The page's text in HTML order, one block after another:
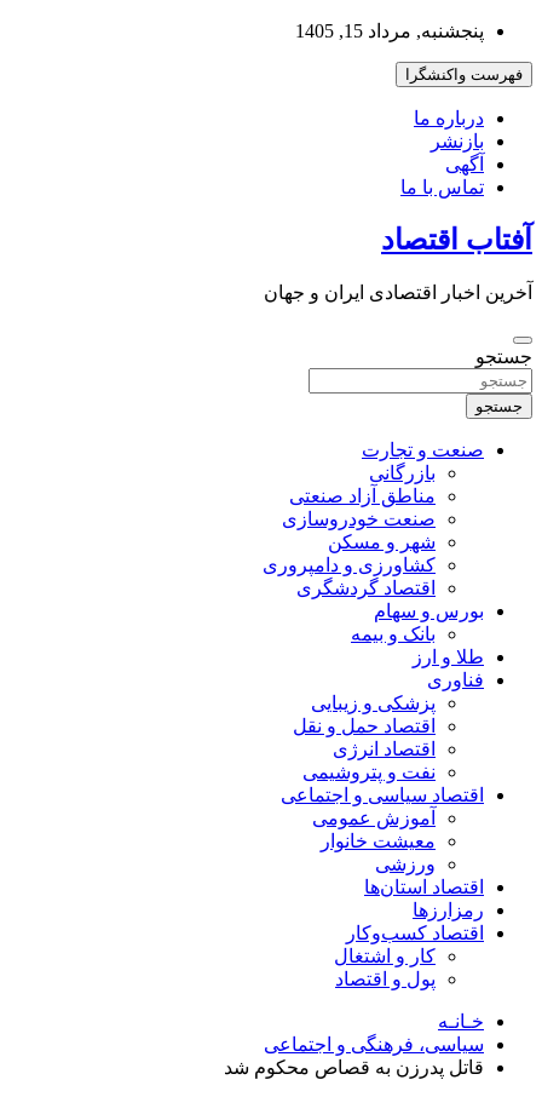
بروید
پنجشنبه, مرداد 15, 1405
فهرست واکنشگرا
درباره ما
بازنشر
آگهی
تماس با ما
آفتاب اقتصاد
آخرین اخبار اقتصادی ایران و جهان
جستجو
جستجو
صنعت و تجارت
بازرگانی
مناطق آزاد صنعتی
صنعت خودروسازی
شهر و مسکن
کشاورزی و دامپروری
اقتصاد گردشگری
بورس و سهام
بانک و بیمه
طلا و ارز
فناوری
پزشکی و زیبایی
اقتصاد حمل و نقل
اقتصاد انرژی
نفت و پتروشیمی
اقتصاد سیاسی و اجتماعی
آموزش عمومی
معیشت خانوار
ورزشی
اقتصاد استان‌ها
رمزارزها
اقتصاد کسب‌و‌کار
کار و اشتغال
پول و اقتصاد
خـانـه
سیاسی، فرهنگی و اجتماعی
قاتل پدرزن به قصاص محکوم شد